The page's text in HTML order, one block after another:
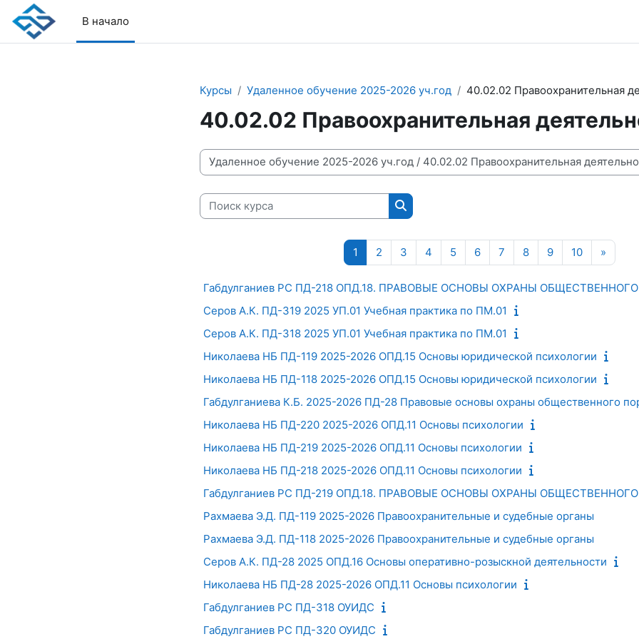
Перейти к основному содержанию
В начало
Курсы
Удаленное обучение 2025-2026 уч.год 40.02.02 Правоохранительная
40.02.02 Правоохранительная
Категории курсов
Поиск курса
Поиск курса
1 Страница 1
2Страница 2
3Страница 3
4Страница 4
5Страница 5
6Страница 6
7Страница 7
8Страница 8
9Страница 9
10Страница
»
Габдулганиев РС ПД-218 ОПД.18. ПРАВОВЫЕ ОСНОВЫ ОХРАНЫ
Серов А.К. ПД-319 2025 УП.01 Учебная практика по ПМ.01
Серов А.К. ПД-318 2025 УП.01 Учебная практика по ПМ.01
Николаева НБ ПД-119 2025-2026 ОПД.15 Основы юридической психологии
Николаева НБ ПД-118 2025-2026 ОПД.15 Основы юридической психологии
Габдулганиева К.Б. 2025-2026 ПД-28 Правовые основы охраны общественного
Николаева НБ ПД-220 2025-2026 ОПД.11 Основы психологии
Николаева НБ ПД-219 2025-2026 ОПД.11 Основы психологии
Николаева НБ ПД-218 2025-2026 ОПД.11 Основы психологии
Габдулганиев РС ПД-219 ОПД.18. ПРАВОВЫЕ ОСНОВЫ ОХРАНЫ
Рахмаева Э.Д. ПД-119 2025-2026 Правоохранительные и судебные органы
Рахмаева Э.Д. ПД-118 2025-2026 Правоохранительные и судебные органы
Серов А.К. ПД-28 2025 ОПД.16 Основы оперативно-розыскной деятельности
Николаева НБ ПД-28 2025-2026 ОПД.11 Основы психологии
Габдулганиев РС ПД-318 ОУИДС
Габдулганиев РС ПД-320 ОУИДС